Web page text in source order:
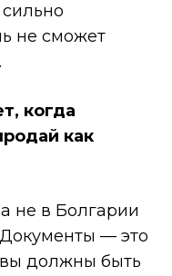
не сможет
когда
как
не в Болгарии
— это
вы должны быть